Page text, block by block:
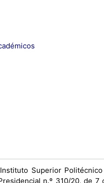
Superior
n.º 310/20, de 7